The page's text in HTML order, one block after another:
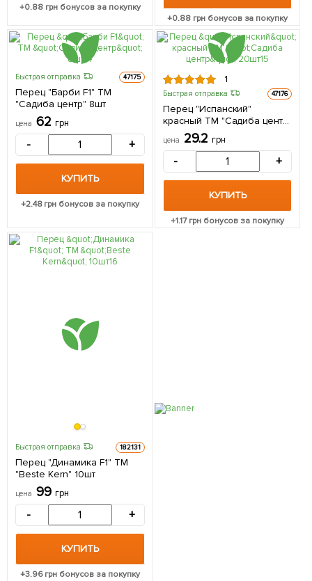
+0.88 грн бонусов за покупку
+0.88грн бонусов за покупку
Быстрая отправка 47175
Перец "Барби F1" ТМ
"Садиба центр" 8шт
цена 62 грн
- +
КУПИТЬ
+2.48грн бонусов за покупку
1
Быстрая отправка 47176
Перец "Испанский"
красный ТМ "Садиба центр"
20шт
цена 29.2 грн
- +
КУПИТЬ
+1.17грн бонусов за покупку
Быстрая отправка 182131
Перец "Динамика F1" ТМ
"Beste Kern" 10шт
цена 99 грн
- +
КУПИТЬ
+3.96грн бонусов за покупку